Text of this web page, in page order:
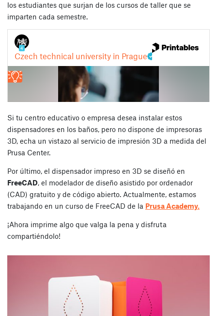
los estudiantes que surjan de los cursos de taller que se
imparten cada semestre.
Si tu centro educativo o empresa desea instalar estos
dispensadores en los baños, pero no dispone de impresoras
3D, echa un vistazo al servicio de impresión 3D a medida del
Prusa Center.
Por último, el dispensador impreso en 3D se diseñó en
FreeCAD, el modelador de diseño asistido por ordenador
(CAD) gratuito y de código abierto. Actualmente, estamos
trabajando en un curso de FreeCAD de la Prusa Academy.
¡Ahora imprime algo que valga la pena y disfruta
compartiéndolo!